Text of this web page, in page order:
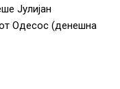
Јулијан
Одесос (денешна